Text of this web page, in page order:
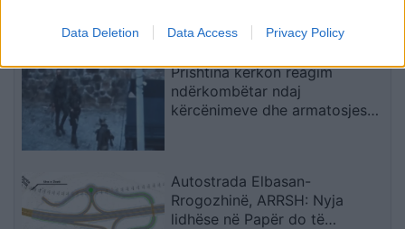
Data Deletion Data Access Privacy Policy
të fundit
Prishtina kërkon reagim
ndërkombëtar ndaj
kërcënimeve dhe armatosjes
Autostrada Elbasan-
Rrogozhinë, ARRSH: Nyja
lidhëse në Papër do të